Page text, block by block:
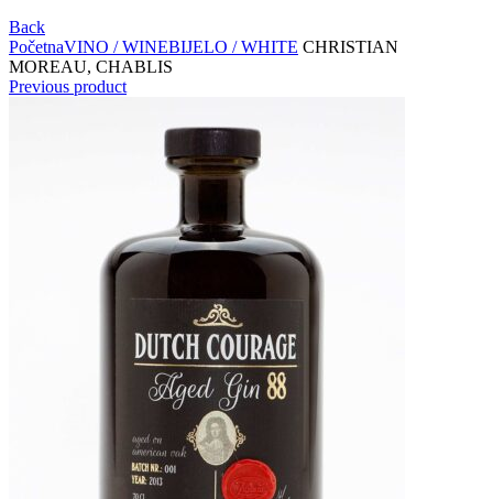
Back
PočetnaVINO / WINEBIJELO / WHITE CHRISTIAN
MOREAU, CHABLIS
Previous product